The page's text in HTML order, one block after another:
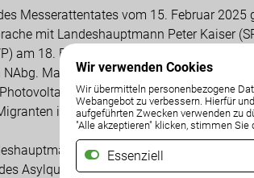
Wir verwenden Cookies
Wir übermitteln personenbezogene
Webangebot zu verbessern. Hierfür
aufgeführten Zwecken verwenden zu
"Alle akzeptieren" klicken, stimmen Sie
Essenziell
Messerattentates vom 15. Februar 2025
mit Landeshauptmann Peter Kaiser
am 18. Februar die Schließung des
Maximilian Linder hat nun ergeben,
um 140.000 Euro
in Evidenz gehalten wird.
Kaiser haben die Villacher
Asylquartiers kann keine Rede sein.